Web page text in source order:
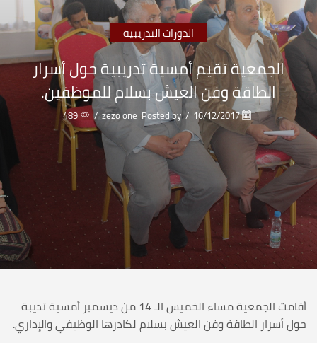
الدورات التدريبية
الجمعية تقيم أمسية تدريبية حول أسرار
الطاقة وفن العيش بسلام للموظفين.
16/12/2017
/
Posted by
zezo one
/
489
أقامت الجمعية مساء الخميس الـ 14 من ديسمبر أمسية تديبة
حول أسرار الطاقة وفن العيش بسلام لكادرها الوظيفي والإداري.